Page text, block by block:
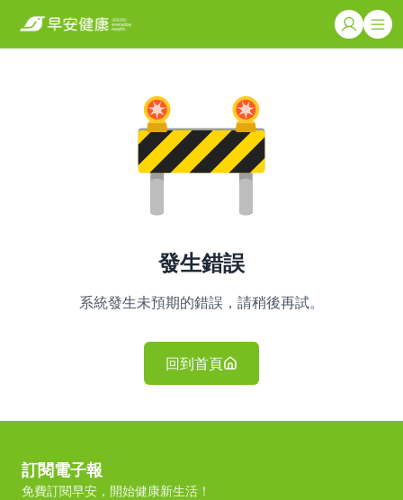
發生錯誤
系統發生未預期的錯誤，請稍後再試。
回到首頁
訂閱電子報
免費訂閱早安，開始健康新生活！